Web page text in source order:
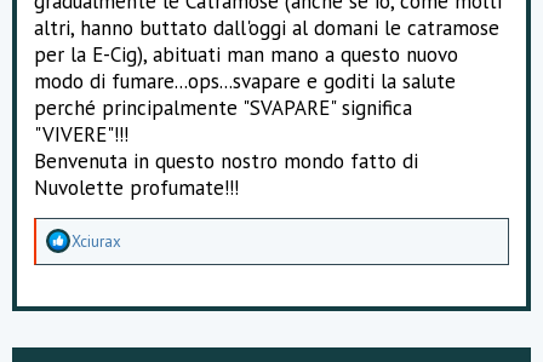
altri, hanno buttato dall'oggi al domani le catramose
per la E-Cig), abituati man mano a questo nuovo
modo di fumare...ops...svapare e goditi la salute
perché principalmente "SVAPARE" significa
"VIVERE"!!!
Benvenuta in questo nostro mondo fatto di
Nuvolette profumate!!!
A
e
Xciurax